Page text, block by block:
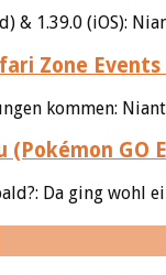
& 1.39.0 (iOS):
kommen:
Da ging wohl